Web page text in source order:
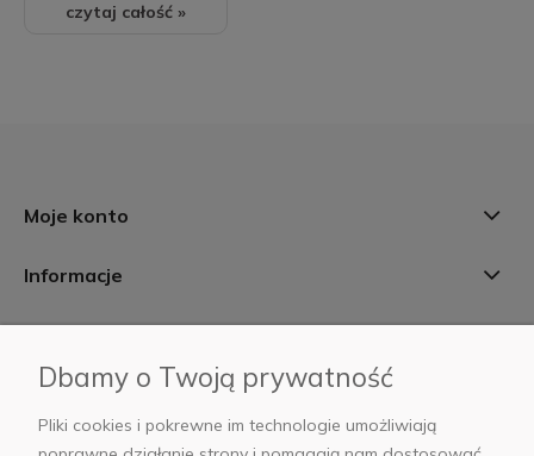
czytaj całość »
Moje konto
Informacje
AB Foto
Dbamy o Twoją prywatność
Pliki cookies i pokrewne im technologie umożliwiają